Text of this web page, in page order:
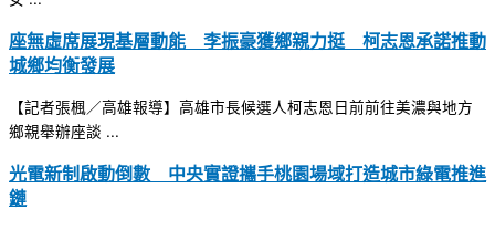
座無虛席展現基層動能 李振豪獲鄉親力挺 柯志恩承諾推動
城鄉均衡發展
【記者張楓／高雄報導】高雄市長候選人柯志恩日前前往美濃與地方
鄉親舉辦座談 ...
光電新制啟動倒數 中央實證攜手桃園場域打造城市綠電推進
鏈